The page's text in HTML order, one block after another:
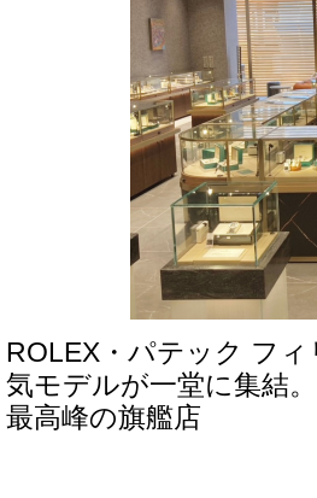
ROLEX・パテック フ
気モデルが一堂に集結
最高峰の旗艦店